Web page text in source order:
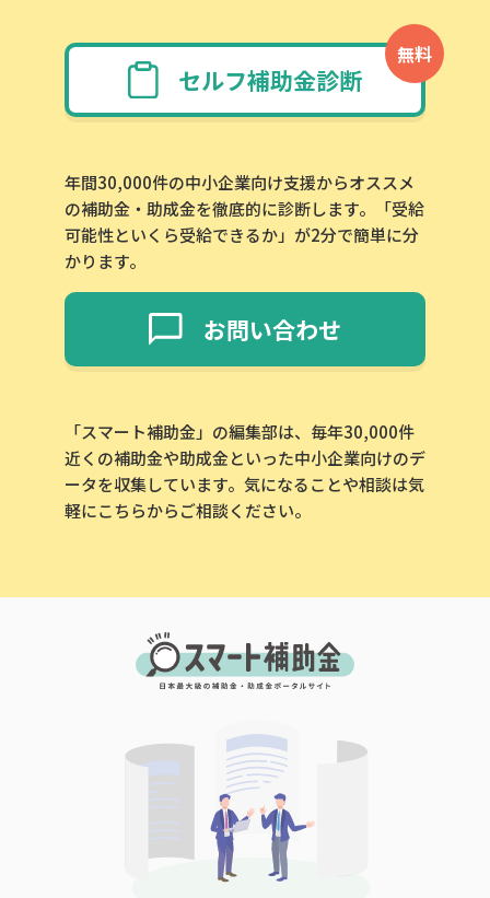
無料
セルフ補助金診断
年間30,000件の中小企業向け支援からオススメ
の補助金・助成金を徹底的に診断します。「受給
可能性といくら受給できるか」が2分で簡単に分
かります。
お問い合わせ
「スマート補助金」の編集部は、毎年30,000件
近くの補助金や助成金といった中小企業向けのデ
ータを収集しています。気になることや相談は気
軽にこちらからご相談ください。